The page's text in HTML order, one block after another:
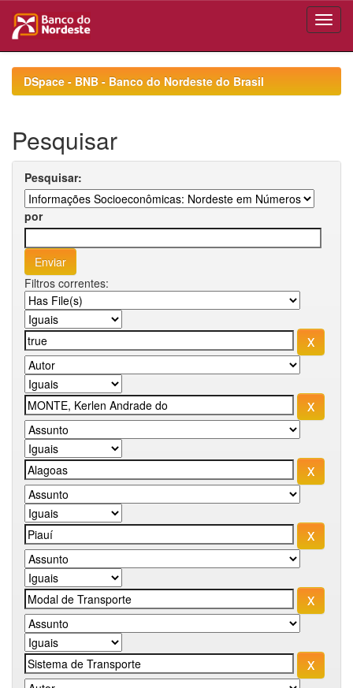
navigationDSpace - BNB - Banco do Nordeste do Brasil
Pesquisar
Pesquisar:
por
Filtros correntes: